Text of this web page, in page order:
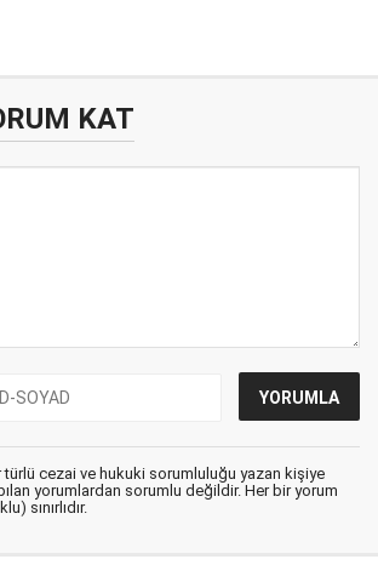
KAT
türlü cezai ve hukuki sorumluluğu yazan kişiye
yorumlardan sorumlu değildir. Her bir yorum
sınırlıdır.